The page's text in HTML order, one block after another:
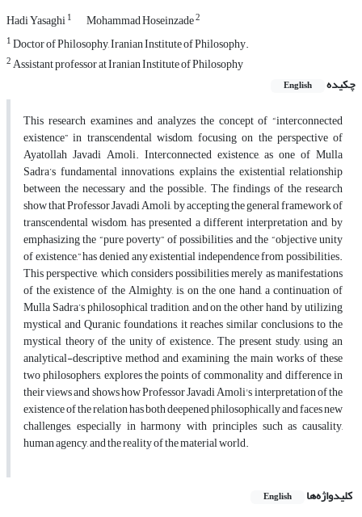
Hadi Yasaghi1 Mohammad Hoseinzade2
1Doctor of Philosophy, Iranian Institute of Philosophy.
2Assistant professor at Iranian Institute of Philosophy
چکیده
English
This research examines and analyzes the concept of “interconnected
existence” in transcendental wisdom, focusing on the perspective of
Ayatollah Javadi Amoli. Interconnected existence, as one of Mulla
Sadra’s fundamental innovations, explains the existential relationship
between the necessary and the possible. The findings of the research
show that Professor Javadi Amoli, by accepting the general framework of
transcendental wisdom, has presented a different interpretation and, by
emphasizing the “pure poverty” of possibilities and the “objective unity
of existence,” has denied any existential independence from possibilities.
This perspective, which considers possibilities merely as manifestations
of the existence of the Almighty, is, on the one hand, a continuation of
Mulla Sadra’s philosophical tradition, and on the other hand, by utilizing
mystical and Quranic foundations, it reaches similar conclusions to the
mystical theory of the unity of existence. The present study, using an
analytical-descriptive method and examining the main works of these
two philosophers, explores the points of commonality and difference in
their views and shows how Professor Javadi Amoli's interpretation of the
existence of the relation has both deepened philosophically and faces new
challenges, especially in harmony with principles such as causality,
human agency, and the reality of the material world.
کلیدواژه‌ها English